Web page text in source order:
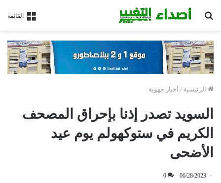
القائمة
الرئيسية / أخبار جهوية
السويد تصدر إذنا بإحراق المصحف
الكريم في ستوكهولم يوم عيد
الأضحى
06/28/2023
0